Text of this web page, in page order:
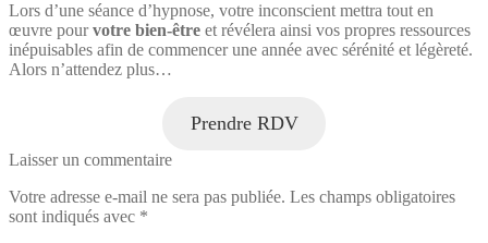
Lors d’une séance d’hypnose, votre inconscient mettra tout en
œuvre pourvotre bien-être et révélera ainsi vos propres ressources
inépuisables afin de commencer une année avec sérénité et légèreté.
Alors n’attendez plus…
Prendre RDV
Laisser un commentaire
Votre adresse e-mail ne sera pas publiée. Les champs obligatoires
sont indiqués avec *